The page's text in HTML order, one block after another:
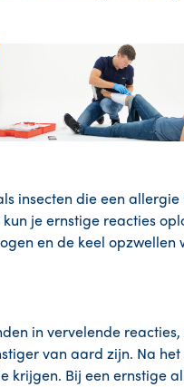
insecten die een allergie
je ernstige reacties
en de keel opzwellen
in vervelende reacties,
van aard zijn. Na het
krijgen. Bij een ernstige